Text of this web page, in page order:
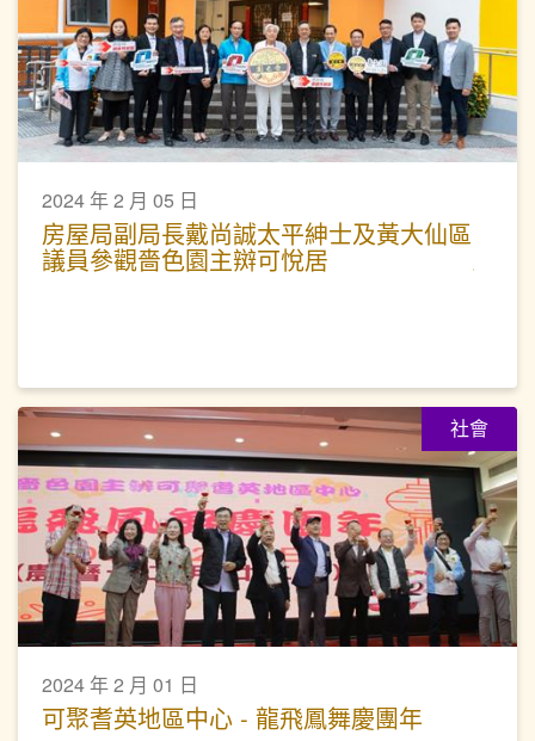
2024 年 2 月 05 日
房屋局副局長戴尚誠太平紳士及黃大仙區
議員參觀嗇色園主辬可悅居
社會
2024 年 2 月 01 日
可聚耆英地區中心 - 龍飛鳳舞慶團年